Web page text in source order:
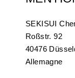
SEKISUI
Roßstr. 92
40476
Allemagne